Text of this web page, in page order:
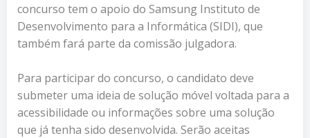
concurso tem o apoio do Samsung Instituto de
Desenvolvimento para a Informática (SIDI), que
também fará parte da comissão julgadora.
Para participar do concurso, o candidato deve
submeter uma ideia de solução móvel voltada para a
acessibilidade ou informações sobre uma solução
que já tenha sido desenvolvida. Serão aceitas